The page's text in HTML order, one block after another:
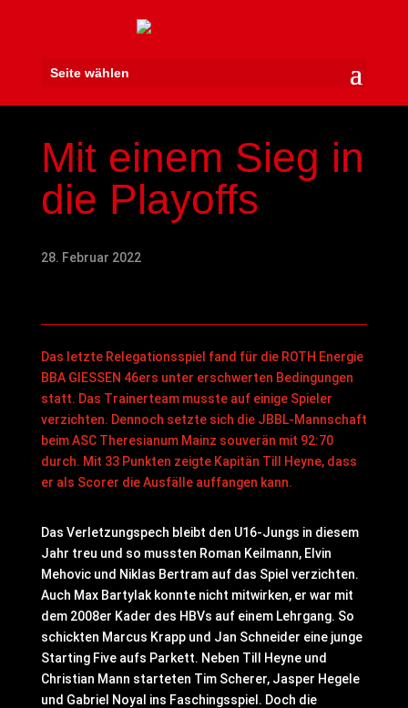
Seite wählen
Mit einem Sieg in
die Playoffs
28. Februar 2022
Das letzte Relegationsspiel fand für die ROTH Energie
BBA GIESSEN 46ers unter erschwerten Bedingungen
statt. Das Trainerteam musste auf einige Spieler
verzichten. Dennoch setzte sich die JBBL-Mannschaft
beim ASC Theresianum Mainz souverän mit 92:70
durch. Mit 33 Punkten zeigte Kapitän Till Heyne, dass
er als Scorer die Ausfälle auffangen kann.
Das Verletzungspech bleibt den U16-Jungs in diesem
Jahr treu und so mussten Roman Keilmann, Elvin
Mehovic und Niklas Bertram auf das Spiel verzichten.
Auch Max Bartylak konnte nicht mitwirken, er war mit
dem 2008er Kader des HBVs auf einem Lehrgang. So
schickten Marcus Krapp und Jan Schneider eine junge
Starting Five aufs Parkett. Neben Till Heyne und
Christian Mann starteten Tim Scherer, Jasper Hegele
und Gabriel Noyal ins Faschingsspiel. Doch die